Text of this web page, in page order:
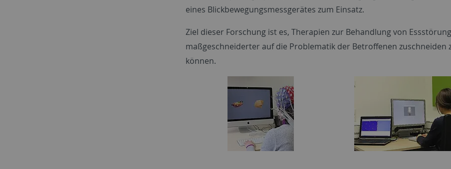
eines Blickbewegungsmessgerätes zum Einsatz.
Ziel dieser Forschung ist es, Therapien zur Behandlung von
maßgeschneiderter auf die Problematik der Betroffenen zuschneiden
können.